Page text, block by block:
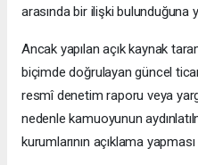
arasında bir ilişki bulunduğuna
Ancak yapılan açık kaynak
biçimde doğrulayan güncel
resmî denetim raporu veya
nedenle kamuoyunun
kurumlarının açıklama